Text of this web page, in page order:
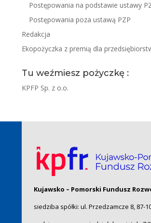
Postępowania na podstawie ustawy
Postępowania poza ustawą PZP
Redakcja
Ekopożyczka z premią dla
Tu weźmiesz pożyczkę :
KPFP Sp. z o.o.
Kujawsko – Pomorski Fundusz
siedziba spółki: ul. Przedzamcze 8, 87-